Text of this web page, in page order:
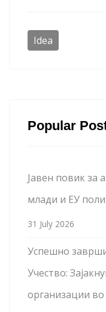
Idea
Popular
Јавен повик за
млади и ЕУ
31 July 2026
Успешно
Учество:
организации